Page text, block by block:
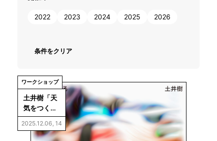
2022 2023 2024 2025 2026
ワークショップ
土井樹「天
気をつく
る」
2025.12.06, 14